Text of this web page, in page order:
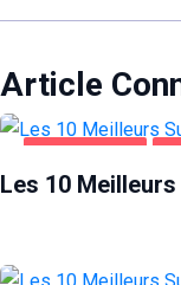
Article
ALIMENTATION
Les 10